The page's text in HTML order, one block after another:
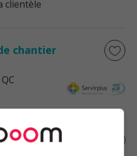
clientèle
chantier
produits en